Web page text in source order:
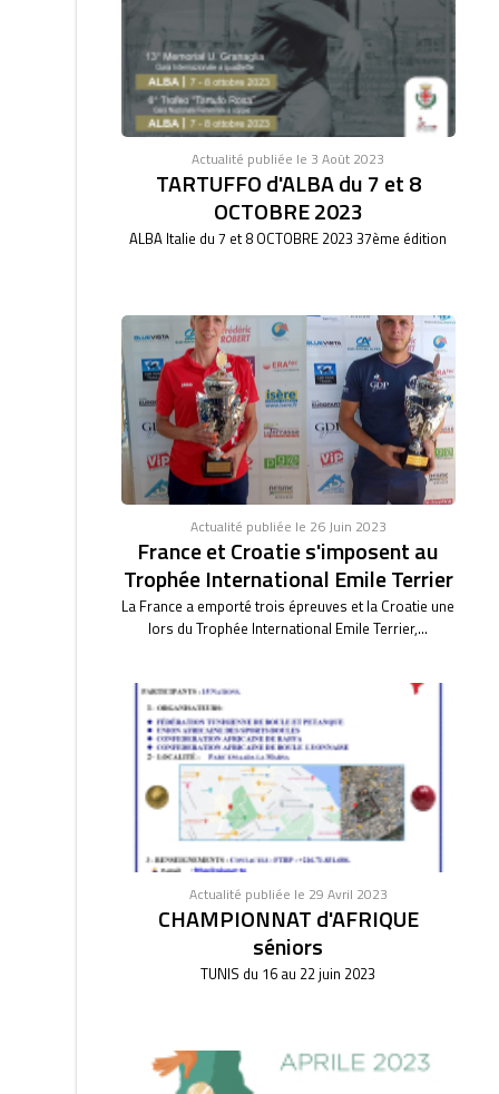
Actualité publiée le 3 Août 2023
TARTUFFO d'ALBA du 7 et 8
OCTOBRE 2023
ALBA Italie du 7 et 8 OCTOBRE 2023 37ème édition
Actualité publiée le 26 Juin 2023
France et Croatie s'imposent au
Trophée International Emile Terrier
La France a emporté trois épreuves et la Croatie une
lors du Trophée International Emile Terrier,...
Actualité publiée le 29 Avril 2023
CHAMPIONNAT d'AFRIQUE
séniors
TUNIS du 16 au 22 juin 2023